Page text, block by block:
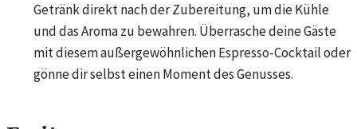
Getränk direkt nach der Zubereitung, um die Kühle
und das Aroma zu bewahren. Überrasche deine Gäste
mit diesem außergewöhnlichen Espresso-Cocktail oder
gönne dir selbst einen Moment des Genusses.